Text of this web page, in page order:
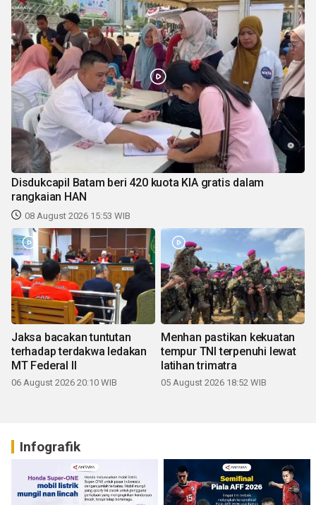
Disdukcapil Batam beri 420 kuota KIA gratis dalam
rangkaian HAN
08 August 2026 15:53 WIB
Jaksa bacakan tuntutan
terhadap terdakwa ledakan
MT Federal II
06 August 2026 20:10 WIB
Menhan pastikan kekuatan
tempur TNI terpenuhi lewat
latihan trimatra
05 August 2026 18:52 WIB
Infografik